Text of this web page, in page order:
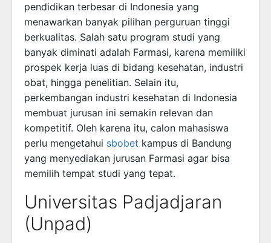
pendidikan terbesar di Indonesia yang
menawarkan banyak pilihan perguruan tinggi
berkualitas. Salah satu program studi yang
banyak diminati adalah Farmasi, karena memiliki
prospek kerja luas di bidang kesehatan, industri
obat, hingga penelitian. Selain itu,
perkembangan industri kesehatan di Indonesia
membuat jurusan ini semakin relevan dan
kompetitif. Oleh karena itu, calon mahasiswa
perlu mengetahui sbobet kampus di Bandung
yang menyediakan jurusan Farmasi agar bisa
memilih tempat studi yang tepat.
Universitas Padjadjaran
(Unpad)